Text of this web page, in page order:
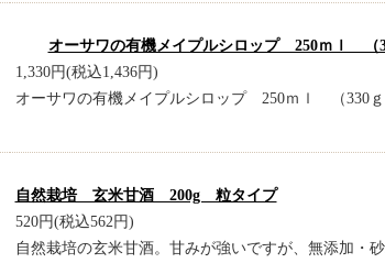
オーサワの有機メイプルシロップ 250ｍｌ （
1,330円(税込1,436円)
オーサワの有機メイプルシロップ 250ｍｌ （330ｇ
自然栽培 玄米甘酒 200g 粒タイプ
520円(税込562円)
自然栽培の玄米甘酒。甘みが強いですが、無添加・砂